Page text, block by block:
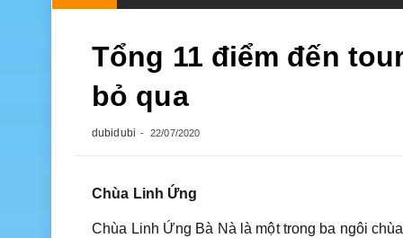
Tổng 11 điểm đến
bỏ qua
dubidubi 22/07/2020
Chùa Linh Ứng
Chùa Linh Ứng Bà Nà là một trong ba ngôi